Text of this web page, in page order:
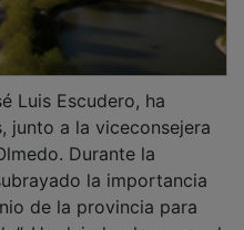
a la viceconsejera
Durante la
la importancia
de la provincia para
Ha dejado claro que el